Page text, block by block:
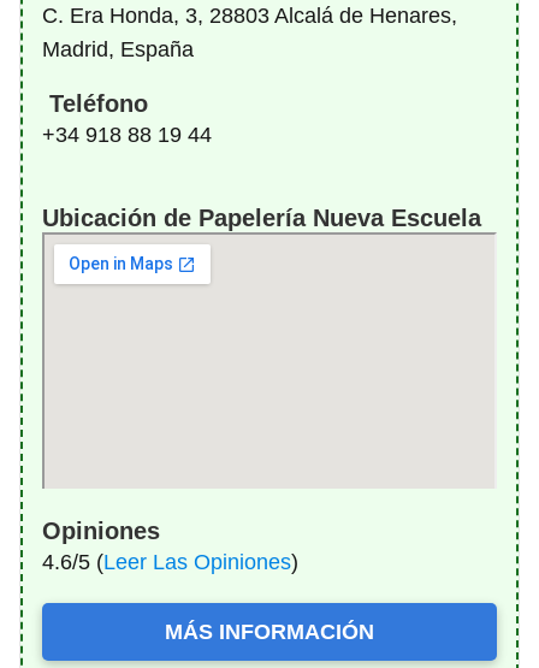
C. Era Honda, 3, 28803 Alcalá de Henares,
Madrid, España
Teléfono
+34 918 88 19 44
Ubicación de Papelería Nueva Escuela
Opiniones
4.6/5 (Leer Las Opiniones)
MÁS INFORMACIÓN